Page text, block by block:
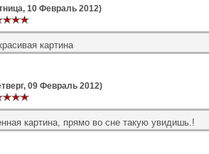
10 Февраль 2012)
картина
09 Февраль 2012)
картина, прямо во сне такую увидишь.!